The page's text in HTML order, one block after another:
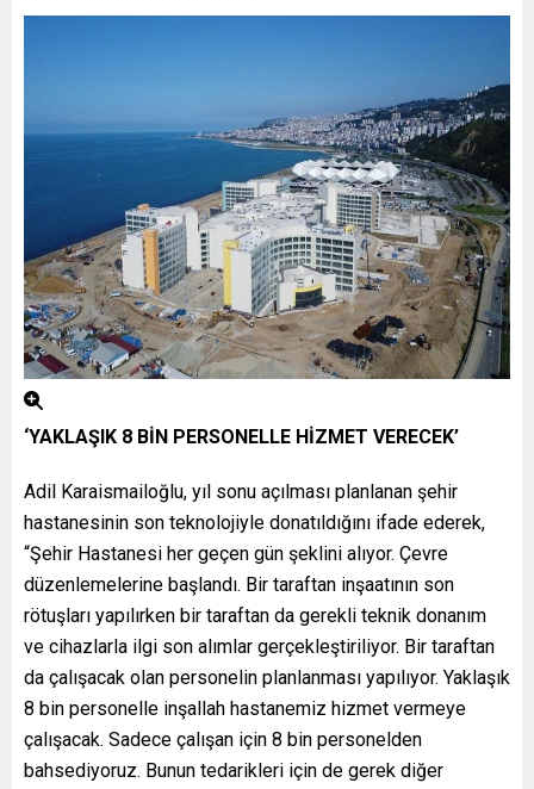
‘YAKLAŞIK 8 BİN PERSONELLE HİZMET VERECEK’
Adil Karaismailoğlu, yıl sonu açılması planlanan şehir
hastanesinin son teknolojiyle donatıldığını ifade ederek,
“Şehir Hastanesi her geçen gün şeklini alıyor. Çevre
düzenlemelerine başlandı. Bir taraftan inşaatının son
rötuşları yapılırken bir taraftan da gerekli teknik donanım
ve cihazlarla ilgi son alımlar gerçekleştiriliyor. Bir taraftan
da çalışacak olan personelin planlanması yapılıyor. Yaklaşık
8 bin personelle inşallah hastanemiz hizmet vermeye
çalışacak. Sadece çalışan için 8 bin personelden
bahsediyoruz. Bunun tedarikleri için de gerek diğer